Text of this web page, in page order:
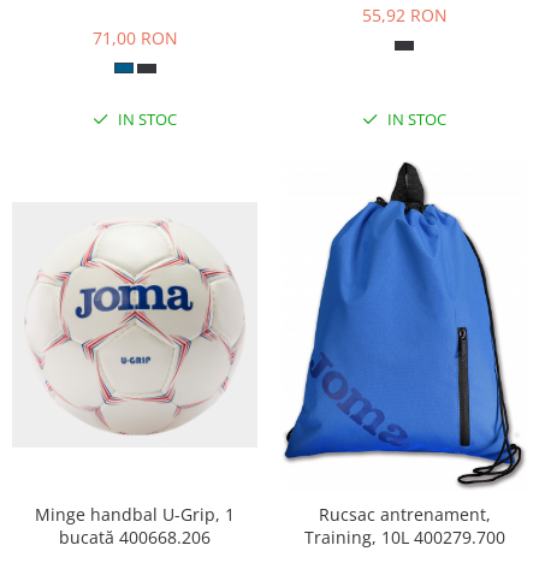
71,00 RON
IN STOC
55,92 RON
IN STOC
Minge handbal U-Grip, 1
bucată 400668.206
Rucsac antrenament,
Training, 10L 400279.700